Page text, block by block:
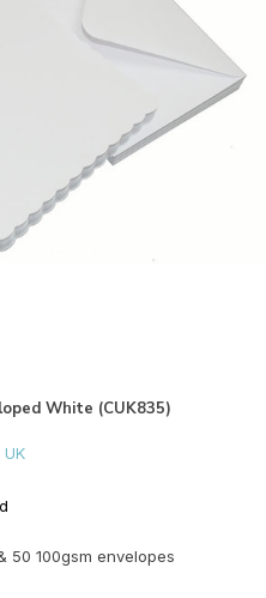
White (CUK835)
50 100gsm envelopes